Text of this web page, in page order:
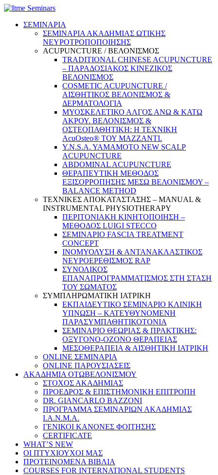
ΣΕΜΙΝΑΡΙΑ
ΣΕΜΙΝΑΡΙΑ ΑΚΑΔΗΜΙΑΣ ΩΤΙΚΗΣ
ΝΕΥΡΟΤΡΟΠΟΠΟΙΗΣΗΣ
ACUPUNCTURE / ΒΕΛΟΝΙΣΜΟΣ
TRADITIONAL CHINESE ACUPUNCTURE
– ΠΑΡΑΔΟΣΙΑΚΟΣ ΚΙΝΕΖΙΚΟΣ
ΒΕΛΟΝΙΣΜΟΣ
COSMETIC ACUPUNCTURE /
ΑΙΣΘΗΤΙΚΟΣ ΒΕΛΟΝΙΣΜΟΣ &
ΔΕΡΜΑΤΟΛΟΓΙΑ
ΜΥΟΣΚΕΛΕΤΙΚΟ ΑΛΓΟΣ ΑΝΩ & ΚΑΤΩ
ΑΚΡΟΥ. ΒΕΛΟΝΙΣΜΟΣ &
ΟΣΤΕΟΠΑΘΗΤΙΚΗ: Η ΤΕΧΝΙΚΗ
AcuOsteo® ΤΟΥ MAZZANTI.
Y.N.S.A. YAMAMOTO NEW SCALP
ACUPUNCTURE
ABDOMINAL ACUPUNCTURE
ΘΕΡΑΠΕΥΤΙΚΗ ΜΕΘΟΔΟΣ
ΕΞΙΣΟΡΡΟΠΗΣΗΣ ΜΕΣΩ ΒΕΛΟΝΙΣΜΟΥ –
BALANCE METHOD
ΤΕΧΝΙΚΕΣ ΑΠΟΚΑΤΑΣΤΑΣΗΣ – MANUAL &
INSTRUMENTAL PHYSIOTHERAPY
ΠΕΡΙΤΟΝΙΑΚΗ ΚΙΝΗΤΟΠΟΙΗΣΗ –
ΜΕΘΟΔΟΣ LUIGI STECCO
ΣΕΜΙΝΑΡΙΟ FASCIA TREATMENT
CONCEPT
ΙΝΟΜΥΟΛΥΣΗ & ΑΝΤΑΝΑΚΛΑΣΤΙΚΟΣ
ΝΕΥΡΟΕΡΕΘΙΣΜΟΣ RAP
ΣΥΝΟΛΙΚΟΣ
ΕΠΑΝΑΠΡΟΓΡΑΜΜΑΤΙΣΜΟΣ ΣΤΗ ΣΤΑΣΗ
ΤΟΥ ΣΩΜΑΤΟΣ
ΣΥΜΠΛΗΡΩΜΑΤΙΚΗ ΙΑΤΡΙΚΗ
ΕΚΠΑΙΔΕΥΤΙΚΟ ΣΕΜΙΝΑΡΙΟ ΚΛΙΝΙΚΗ
ΥΠΝΩΣΗ – ΚΑΤΕΥΘΥΝΟΜΕΝΗ
ΠΑΡΑΣΥΜΠΑΘΗΤΙΚΟΤΟΝΙΑ
ΣΕΜΙΝΑΡΙΟ ΘΕΩΡΙΑΣ & ΠΡΑΚΤΙΚΗΣ:
ΟΞΥΓΟΝΟ-ΟΖΟΝΟ ΘΕΡΑΠΕΙΑΣ
ΜΕΣΟΘΕΡΑΠΕΙΑ & ΑΙΣΘΗΤΙΚΗ ΙΑΤΡΙΚΗ
ONLINE ΣΕΜΙΝΑΡΙΑ
ONLINE ΠΑΡΟΥΣΙΑΣΕΙΣ
ΑΚΑΔΗΜΙΑ ΟΤΩΒΕΛΟΝΙΣΜΟΥ
ΣΤΟΧΟΣ ΑΚΑΔΗΜΙΑΣ
ΠΡΟΕΔΡΟΣ & ΕΠΙΣΤΗΜΟΝΙΚΗ ΕΠΙΤΡΟΠΗ
DR. GIANCARLO BAZZONI
ΠΡΟΓΡΑΜΜΑ ΣΕΜΙΝΑΡΙΩΝ ΑΚΑΔΗΜΙΑΣ
Ι.Α.Ν.Μ.Α.
ΓΕΝΙΚΟΙ ΚΑΝΟΝΕΣ ΦΟΙΤΗΣΗΣ
CERTIFICATE
WHAT’S NEW
ΟΙ ΠΤΥΧΙΟΥΧΟΙ ΜΑΣ
ΠΡΟΤΕΙΝΟΜΕΝΑ ΒΙΒΛΙΑ
COURSES FOR INTERNATIONAL STUDENTS